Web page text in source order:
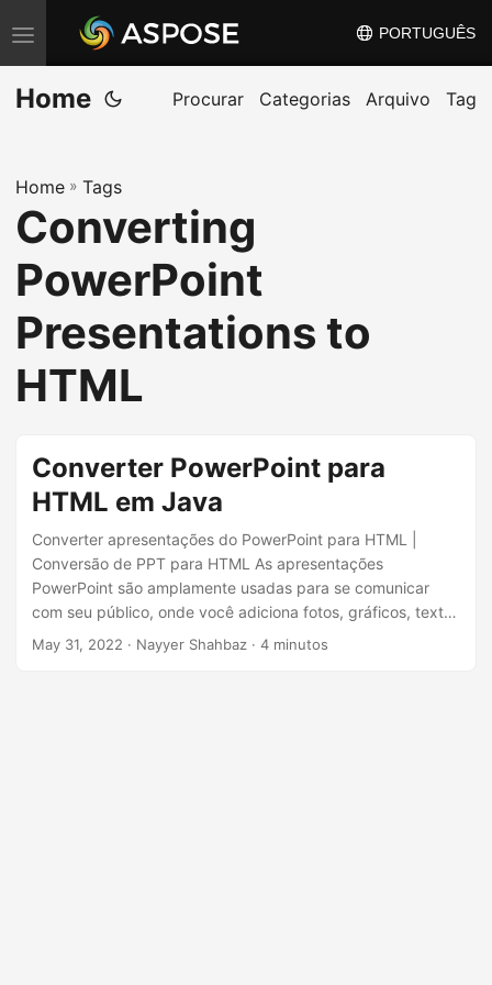
A
l
t
n
a
n
a
v
e
g
PORTUGUÊS
Home Procurar Categorias Arquivo Tag
Home » Tags
Converting
PowerPoint
Presentations to
HTML
Converter PowerPoint para
HTML em Java
Converter apresentações do PowerPoint para HTML |
Conversão de PPT para HTML As apresentações
PowerPoint são amplamente usadas para se comunicar
com seu público, onde você adiciona fotos, gráficos, texto
e vídeos para sessões interativas. Eles são usados para fins
May 31, 2022 · Nayyer Shahbaz · 4 minutos